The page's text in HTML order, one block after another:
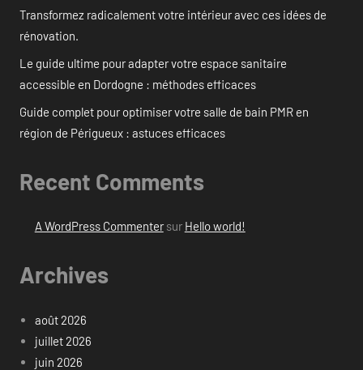
Transformez radicalement votre intérieur avec ces idées de
rénovation.
Le guide ultime pour adapter votre espace sanitaire
accessible en Dordogne : méthodes efficaces
Guide complet pour optimiser votre salle de bain PMR en
région de Périgueux : astuces efficaces
Recent Comments
A WordPress Commentersur Hello world!
Archives
août 2026
juillet 2026
juin 2026